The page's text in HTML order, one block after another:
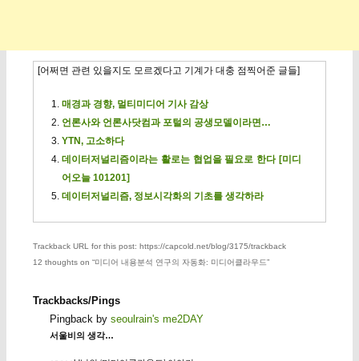
[어쩌면 관련 있을지도 모르겠다고 기계가 대충 점찍어준 글들]
매경과 경향, 멀티미디어 기사 감상
언론사와 언론사닷컴과 포털의 공생모델이라면…
YTN, 고소하다
데이터저널리즘이라는 활로는 협업을 필요로 한다 [미디
어오늘 101201]
데이터저널리즘, 정보시각화의 기초를 생각하라
Trackback URL for this post: https://capcold.net/blog/3175/trackback
12 thoughts on “미디어 내용분석 연구의 자동화: 미디어클라우드”
Trackbacks/Pings
Pingback by seoulrain's me2DAY
서울비의 생각…